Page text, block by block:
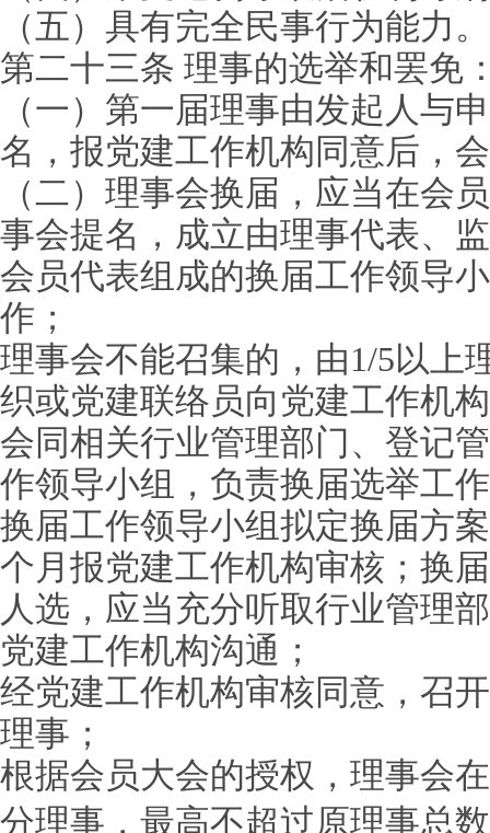
（五）具有完全民事行为能力。
第二十三条 理事的选举和罢免
（一）第一届理事由发起人与
名，报党建工作机构同意后，
（二）理事会换届，应当在会
事会提名，成立由理事代表、
会员代表组成的换届工作领导
作；
理事会不能召集的，由1/5以上
织或党建联络员向党建工作机
会同相关行业管理部门、登记
作领导小组，负责换届选举工
换届工作领导小组拟定换届方
个月报党建工作机构审核；换
人选，应当充分听取行业管理
党建工作机构沟通；
经党建工作机构审核同意，召
理事；
根据会员大会的授权，理事会
分理事，最高不超过原理事总